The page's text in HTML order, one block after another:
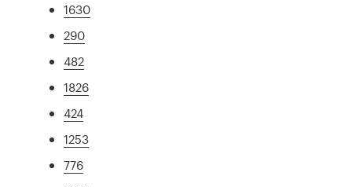
1630
290
482
1826
424
1253
776